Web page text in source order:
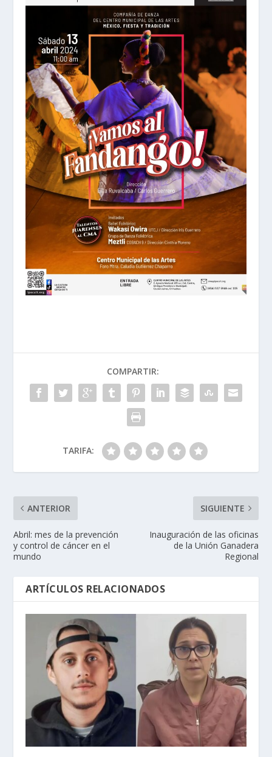
COMPARTIR:
TARIFA:
ANTERIOR
Abril: mes de la prevención
y control de cáncer en el
mundo
SIGUIENTE
Inauguración de las oficinas
de la Unión Ganadera
Regional
ARTÍCULOS RELACIONADOS